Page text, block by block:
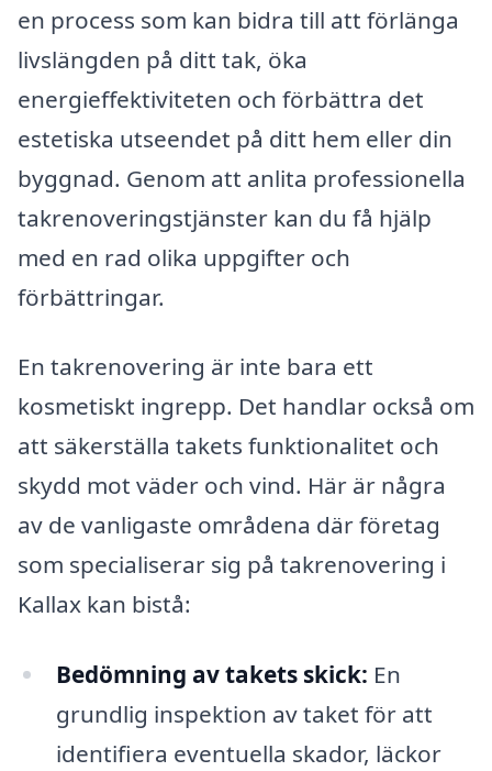
en process som kan bidra till att förlänga
livslängden på ditt tak, öka
energieffektiviteten och förbättra det
estetiska utseendet på ditt hem eller din
byggnad. Genom att anlita professionella
takrenoveringstjänster kan du få hjälp
med en rad olika uppgifter och
förbättringar.
En takrenovering är inte bara ett
kosmetiskt ingrepp. Det handlar också om
att säkerställa takets funktionalitet och
skydd mot väder och vind. Här är några
av de vanligaste områdena där företag
som specialiserar sig på takrenovering i
Kallax kan bistå:
Bedömning av takets skick: En
grundlig inspektion av taket för att
identifiera eventuella skador, läckor